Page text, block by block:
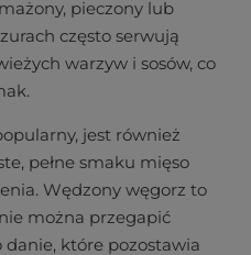
pieczony lub
często serwują
warzyw i sosów, co
jest również
pełne smaku mięso
Wędzony węgorz to
można przegapić
danie, które pozostawia